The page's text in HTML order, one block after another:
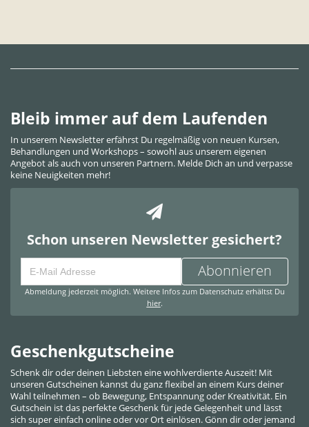
Bleib immer auf dem Laufenden
In unserem Newsletter erfährst Du regelmäßig von neuen Kursen,
Behandlungen und Workshops – sowohl aus unserem eigenen
Angebot als auch von unseren Partnern. Melde Dich an und verpasse
keine Neuigkeiten mehr!
Schon unseren Newsletter gesichert?
Abonnieren
Abmeldung jederzeit möglich. Weitere Infos zum Datenschutz erhältst Du
hier.
Geschenkgutscheine
Schenk dir oder deinen Liebsten eine wohlverdiente Auszeit! Mit
unseren Gutscheinen kannst du ganz flexibel an einem Kurs deiner
Wahl teilnehmen – ob Bewegung, Entspannung oder Kreativität. Ein
Gutschein ist das perfekte Geschenk für jede Gelegenheit und lässt
sich super einfach online oder vor Ort einlösen. Gönn dir oder jemand